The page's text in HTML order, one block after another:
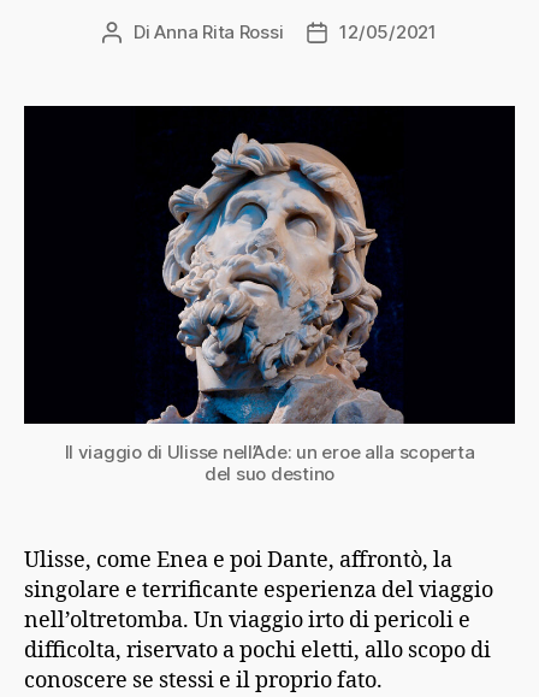
Autore
DiAnna Rita Rossi
Data12/05/2021
Il viaggio di Ulisse nell’Ade: un eroe alla scoperta
del suo destino
Ulisse, come Enea e poi Dante, affrontò, la
singolare e terrificante esperienza del viaggio
nell’oltretomba. Un viaggio irto di pericoli e
difficolta, riservato a pochi eletti, allo scopo di
conoscere se stessi e il proprio fato.